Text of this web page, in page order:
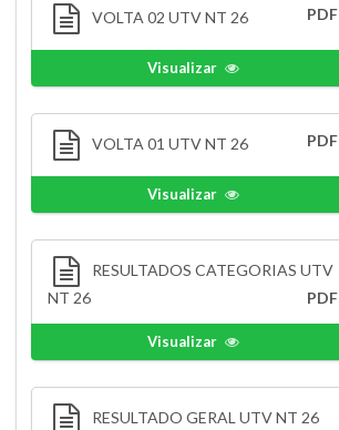
VOLTA 02 UTV NT 26 PDF
Visualizar
VOLTA 01 UTV NT 26 PDF
Visualizar
RESULTADOS CATEGORIAS UTV
NT 26
PDF
Visualizar
RESULTADO GERAL UTV NT 26